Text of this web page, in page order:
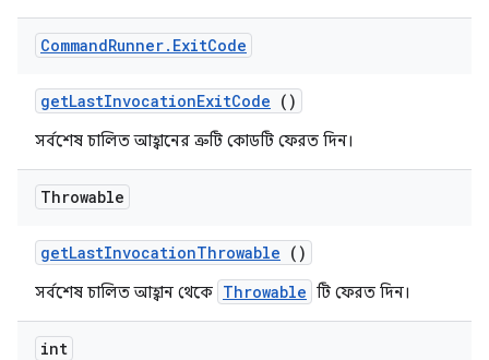
CommandRunner. ExitCode
getLastInvocationExitCode ()
সর্বশেষ চালিত আহ্বানের ত্রুটি কোডটি ফেরত দিন।
Throwable
getLastInvocationThrowable ()
সর্বশেষ চালিত আহ্বান থেকে Throwable টি ফেরত দিন।
int